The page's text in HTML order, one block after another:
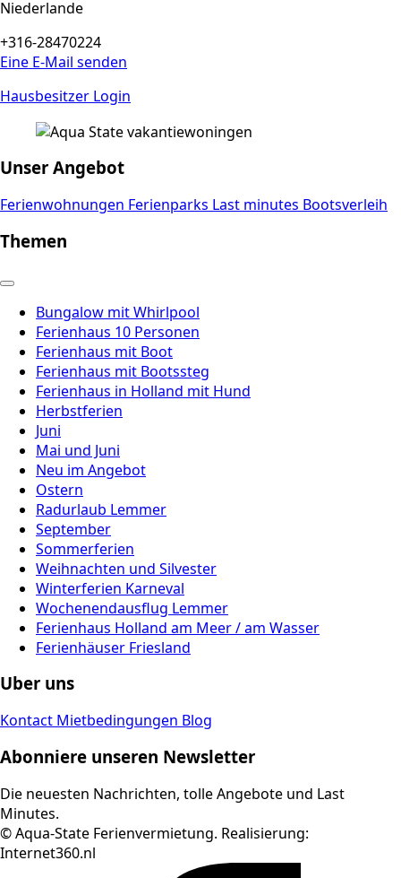
Niederlande
+316-28470224
Eine E-Mail senden
Hausbesitzer Login
Unser Angebot
Ferienwohnungen Ferienparks Last minutes Bootsverleih
Themen
Bungalow mit Whirlpool
Ferienhaus 10 Personen
Ferienhaus mit Boot
Ferienhaus mit Bootssteg
Ferienhaus in Holland mit Hund
Herbstferien
Juni
Mai und Juni
Neu im Angebot
Ostern
Radurlaub Lemmer
September
Sommerferien
Weihnachten und Silvester
Winterferien Karneval
Wochenendausflug Lemmer
Ferienhaus Holland am Meer / am Wasser
Ferienhäuser Friesland
Uber uns
Kontact Mietbedingungen Blog
Abonniere unseren Newsletter
Die neuesten Nachrichten, tolle Angebote und Last
Minutes.
© Aqua-State Ferienvermietung. Realisierung:
Internet360.nl